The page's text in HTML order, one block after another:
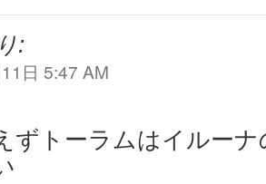
:
日 5:47 AM
ずトーラムはイルー